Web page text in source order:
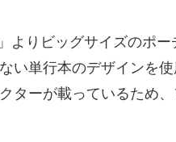
よりビッグサイズのポー
い単行本のデザインを使
ターが載っているため